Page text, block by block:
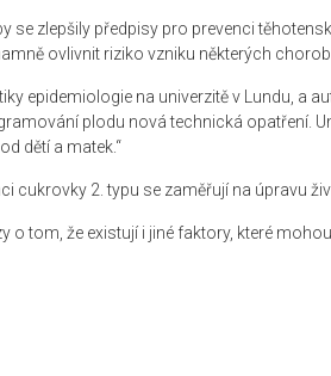
se zlepšily předpisy pro prevenci
ovlivnit riziko vzniku některých chorob
epidemiologie na univerzitě v Lundu a
plodu nová technická opatření.
od dětí a matek.“
cukrovky 2. typu se zaměřují na úpravu
o tom, že existují i jiné faktory, které mohou